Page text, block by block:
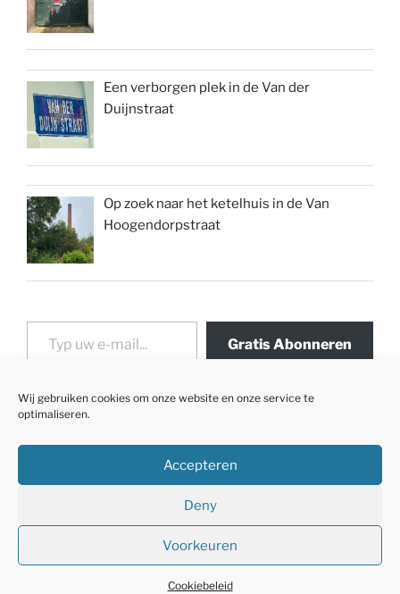
Wij gebruiken cookies om onze website en onze service te
optimaliseren.
Accepteren
Deny
Voorkeuren
Cookiebeleid
Een verborgen plek in de Van der
Duijnstraat
Op zoek naar het ketelhuis in de Van
Hoogendorpstraat
Typ uw e-mail...
Gratis Abonneren
Met trots aangedreven door WordPress